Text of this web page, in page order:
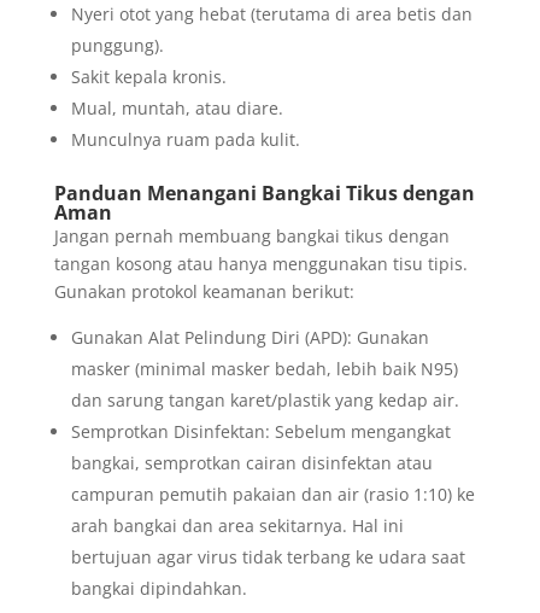
Nyeri otot yang hebat (terutama di area betis dan
punggung).
Sakit kepala kronis.
Mual, muntah, atau diare.
Munculnya ruam pada kulit.
Panduan Menangani Bangkai Tikus dengan
Aman
Jangan pernah membuang bangkai tikus dengan
tangan kosong atau hanya menggunakan tisu tipis.
Gunakan protokol keamanan berikut:
Gunakan Alat Pelindung Diri (APD): Gunakan
masker (minimal masker bedah, lebih baik N95)
dan sarung tangan karet/plastik yang kedap air.
Semprotkan Disinfektan: Sebelum mengangkat
bangkai, semprotkan cairan disinfektan atau
campuran pemutih pakaian dan air (rasio 1:10) ke
arah bangkai dan area sekitarnya. Hal ini
bertujuan agar virus tidak terbang ke udara saat
bangkai dipindahkan.